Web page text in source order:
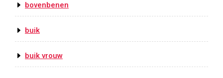
bovenbenen
buik
buik vrouw